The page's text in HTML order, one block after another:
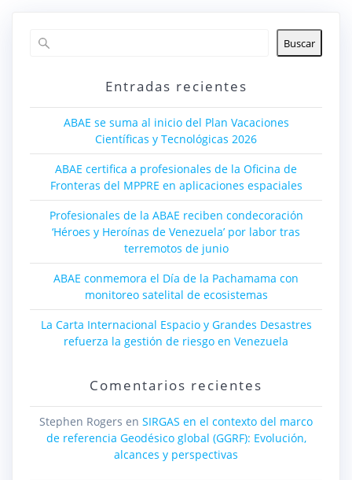
Buscar
Entradas recientes
ABAE se suma al inicio del Plan Vacaciones
Científicas y Tecnológicas 2026
ABAE certifica a profesionales de la Oficina de
Fronteras del MPPRE en aplicaciones espaciales
Profesionales de la ABAE reciben condecoración
‘Héroes y Heroínas de Venezuela’ por labor tras
terremotos de junio
ABAE conmemora el Día de la Pachamama con
monitoreo satelital de ecosistemas
La Carta Internacional Espacio y Grandes Desastres
refuerza la gestión de riesgo en Venezuela
Comentarios recientes
Stephen Rogers en SIRGAS en el contexto del marco
de referencia Geodésico global (GGRF): Evolución,
alcances y perspectivas